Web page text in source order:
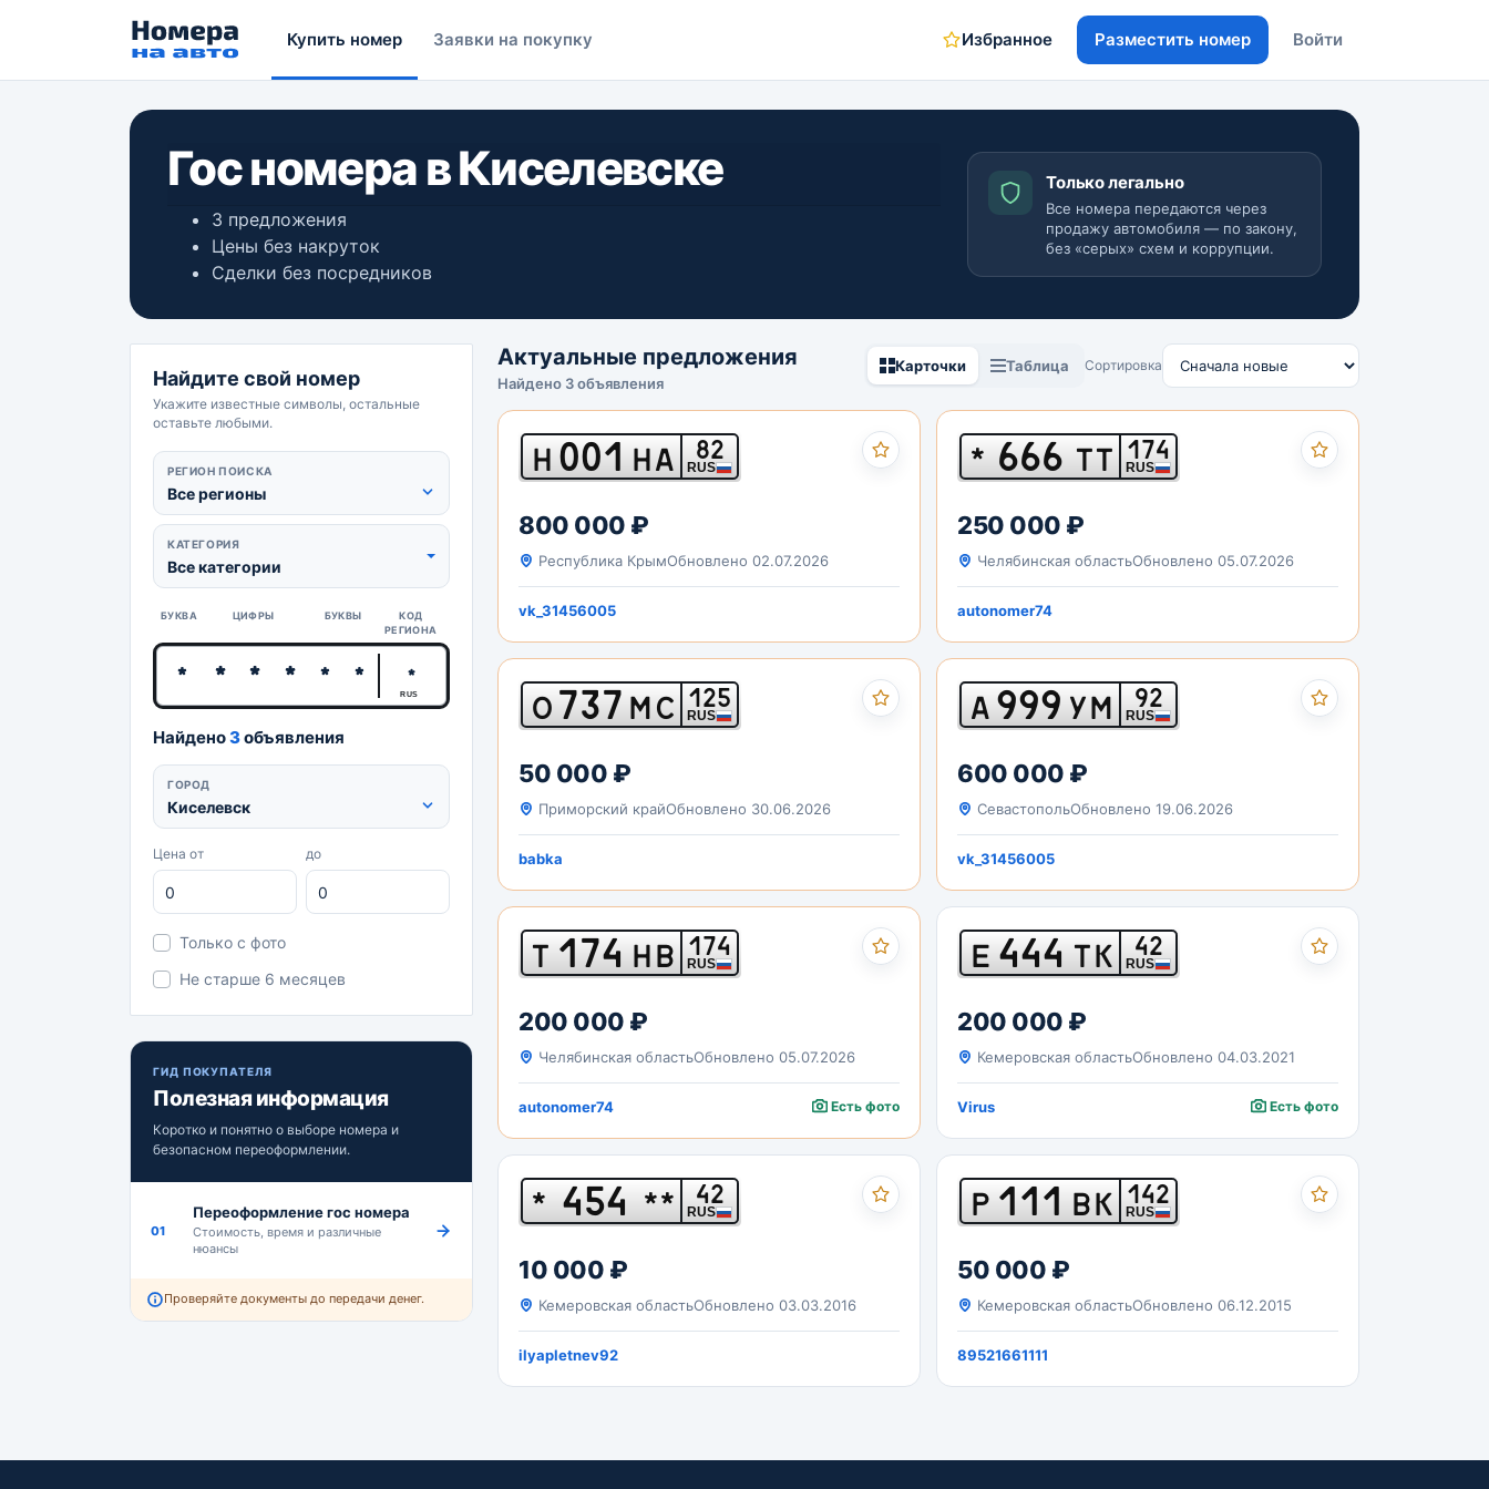
Купить номер Заявки на покупку Избранное Разместить номер Войти
Гос номера в Киселевске
3 предложения
Цены без накруток
Сделки без посредников
Только легально
Все номера передаются через
продажу автомобиля — по закону,
без «серых» схем и коррупции.
Найдите свой номер
Укажите известные символы, остальные
оставьте любыми.
РЕГИОН ПОИСКА
Все регионы
КАТЕГОРИЯ
Все категории
БУКВА ЦИФРЫ БУКВЫ
КОД
РЕГИОНА
RUS
Найдено3объявления
ГОРОД
Киселевск
Цена от до
Только с фото
Не старше 6 месяцев
ГИД ПОКУПАТЕЛЯ
Полезная информация
Коротко и понятно о выборе номера и
безопасном переоформлении.
01
Переоформление гос номера
Стоимость, время и различные
нюансы
Проверяйте документы до передачи денег.
Актуальные предложения
Найдено 3 объявления
Карточки Таблица Сортировка
Н 001 НА 82
RUS
800 000 ₽
Республика КрымОбновлено 02.07.2026
vk_31456005
* 666 ТТ 174
RUS
250 000 ₽
Челябинская областьОбновлено 05.07.2026
autonomer74
О737МС 125
RUS
50 000 ₽
Приморский крайОбновлено 30.06.2026
babka
А999 УМ 92
RUS
600 000 ₽
СевастопольОбновлено 19.06.2026
vk_31456005
Т 174 НВ 174
RUS
200 000 ₽
Челябинская областьОбновлено 05.07.2026
autonomer74 Есть фото
Е 444 ТК 42
RUS
200 000 ₽
Кемеровская областьОбновлено 04.03.2021
Virus Есть фото
* 454 ** 42
RUS
10 000 ₽
Кемеровская областьОбновлено 03.03.2016
ilyapletnev92
Р 111 ВК 142
RUS
50 000 ₽
Кемеровская областьОбновлено 06.12.2015
89521661111